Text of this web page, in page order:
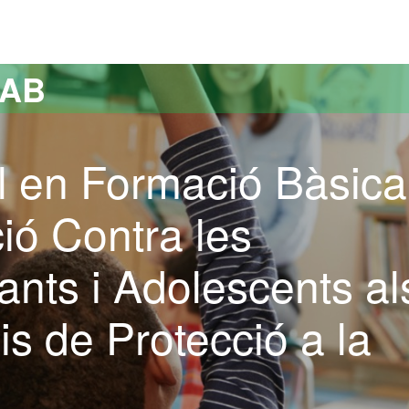
Formació Bàsica
Contra les
i Adolescents
de Protecció a la